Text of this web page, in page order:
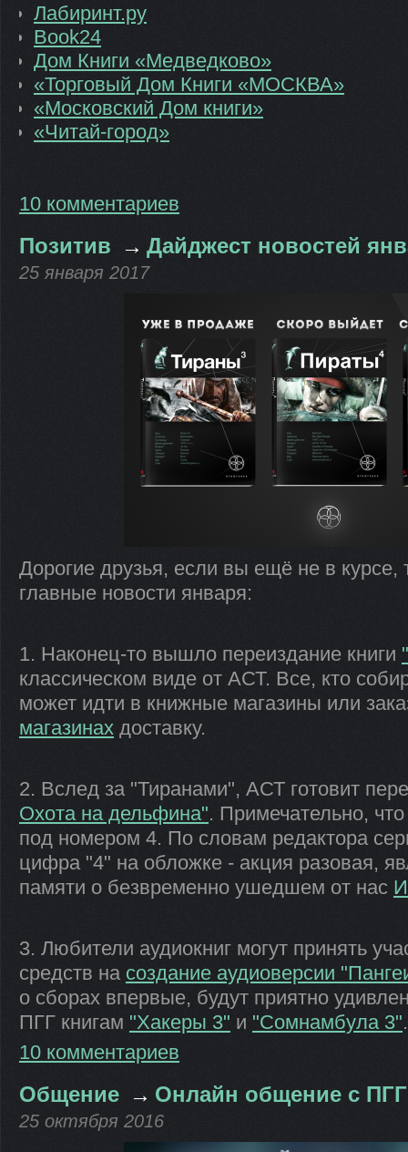
Лабиринт.ру
Book24
Дом Книги «Медведково»
«Торговый Дом Книги «МОСКВА»
«Московский Дом книги»
«Читай-город»
10 комментариев
Позитив → Дайджест новостей
25 января 2017
Дорогие друзья, если вы ещё не в
главные новости января:
1. Наконец-то вышло переиздание книги
классическом виде от АСТ. Все, кто
может идти в книжные магазины или
магазинах доставку.
2. Вслед за "Тиранами", АСТ готовит
Охота на дельфина". Примечательно,
под номером 4. По словам редактора
цифра "4" на обложке - акция разовая,
памяти о безвременно ушедшем от нас
3. Любители аудиокниг могут принять
средств на создание аудиоверсии
о сборах впервые, будут приятно
ПГГ книгам "Хакеры 3" и "Сомнамбула 3".
10 комментариев
Общение → Онлайн общение с ПГГ
25 октября 2016